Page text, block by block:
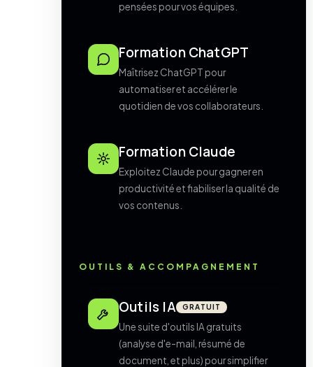
pensées pour vos équipes.
Formation ChatGPT
Maîtrisez ChatGPT pour
automatiser et accélérer le
quotidien de vos collaborateurs.
Formation Claude
Exploitez Claude pour gagner en
productivité et fiabiliser la qualité de
vos contenus.
OUTILS & ACCOMPAGNEMENT
Outils IA GRATUIT
Une suite d'outils IA gratuits
(analyse d'e-mail, résumé de
document, et plus) pour simplifier